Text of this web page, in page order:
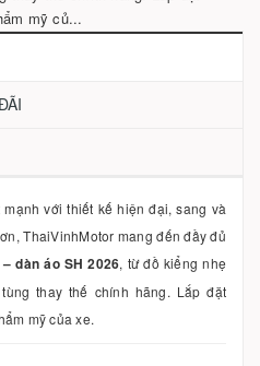
mỹ củ...
với thiết kế hiện đại, sang và
ThaiVinhMotor mang đến đầy đủ
dàn áo SH 2026, từ đồ kiểng nhẹ
thay thế chính hãng. Lắp đặt
mỹ của xe.